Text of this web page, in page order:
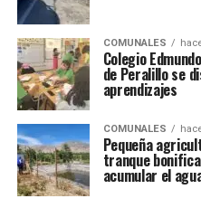
COMUNALES
Colegio
de Peralillo se
aprendizajes
COMUNALES
Pequeña
tranque
acumular el